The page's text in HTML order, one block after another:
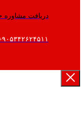
دریافت مشاوره حقوقی
۹۰۵۳۴۲۶۲۴۵۱۱+